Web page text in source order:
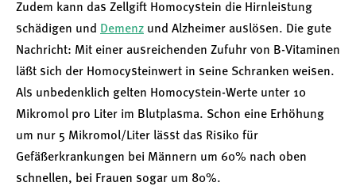
Zudem kann das Zellgift Homocystein die Hirnleistung
schädigen und Demenz und Alzheimer auslösen. Die gute
Nachricht: Mit einer ausreichenden Zufuhr von B-Vitaminen
läßt sich der Homocysteinwert in seine Schranken weisen.
Als unbedenklich gelten Homocystein-Werte unter 10
Mikromol pro Liter im Blutplasma. Schon eine Erhöhung
um nur 5 Mikromol/Liter lässt das Risiko für
Gefäßerkrankungen bei Männern um 60% nach oben
schnellen, bei Frauen sogar um 80%.